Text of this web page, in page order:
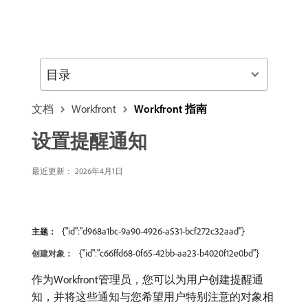
文档 Workfront Workfront 指南
设置提醒通知
最近更新： 2026年4月1日
主题： {"id":"d968a1bc-9a90-4926-a531-bcf272c32aad"}
创建对象： {"id":"c66ffd68-0f65-42bb-aa23-b4020f12e0bd"}
作为Workfront管理员，您可以为用户创建提醒通
知，并将这些通知与您希望用户特别注意的对象相
目录